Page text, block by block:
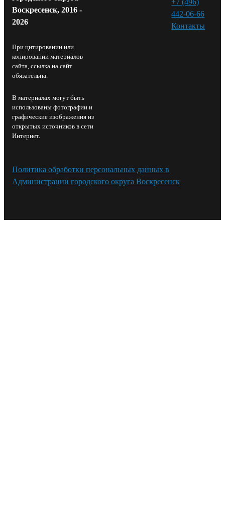
Воскресенск, 2016 -
2026
При цитировании или
копировании материалов
сайта, ссылка на сайт
обязательна.
В материалах могут быть
использованы фотографии и
графические изображения из
открытых источников в сети
Интернет.
442-06-66
Контакты⁠
Политика обработки персональных данных в
Администрации городского округа Воскресенск